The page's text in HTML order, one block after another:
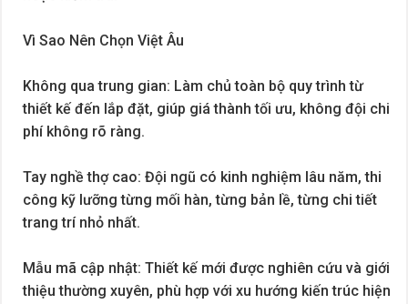
Vì Sao Nên Chọn Việt Âu
Không qua trung gian: Làm chủ toàn bộ quy trình từ
thiết kế đến lắp đặt, giúp giá thành tối ưu, không đội chi
phí không rõ ràng.
Tay nghề thợ cao: Đội ngũ có kinh nghiệm lâu năm, thi
công kỹ lưỡng từng mối hàn, từng bản lề, từng chi tiết
trang trí nhỏ nhất.
Mẫu mã cập nhật: Thiết kế mới được nghiên cứu và giới
thiệu thường xuyên, phù hợp với xu hướng kiến trúc hiện